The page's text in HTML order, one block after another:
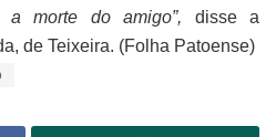
morte do amigo”, disse a
de Teixeira. (Folha Patoense)